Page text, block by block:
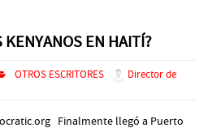
KENYANOS EN HAITÍ?
OTROS ESCRITORES
Director de
Finalmente llegó a Puerto